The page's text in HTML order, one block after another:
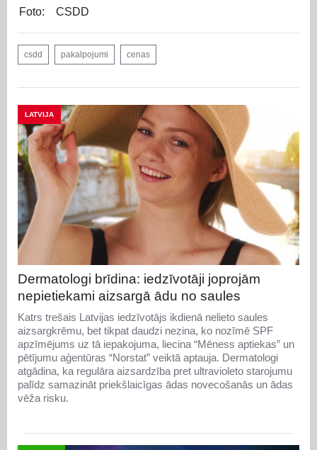
Foto:
CSDD
csdd pakalpojumi cenas
LATVIJA
Dermatologi brīdina: iedzīvotāji joprojām
nepietiekami aizsargā ādu no saules
Katrs trešais Latvijas iedzīvotājs ikdienā nelieto saules
aizsargkrēmu, bet tikpat daudzi nezina, ko nozīmē SPF
apzīmējums uz tā iepakojuma, liecina “Mēness aptiekas” un
pētījumu aģentūras “Norstat” veiktā aptauja. Dermatologi
atgādina, ka regulāra aizsardzība pret ultravioleto starojumu
palīdz samazināt priekšlaicīgas ādas novecošanās un ādas
vēža risku.